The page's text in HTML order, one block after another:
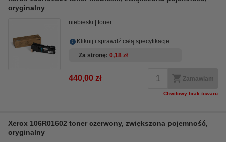
oryginalny
niebieski toner
Kliknij i sprawdź całą specyfikacje
Za stronę 0,18 zł
440,00 zł Zamawiam
Chwilowy brak towaru
Xerox 106R01602 toner czerwony, zwiększona pojemność,
oryginalny